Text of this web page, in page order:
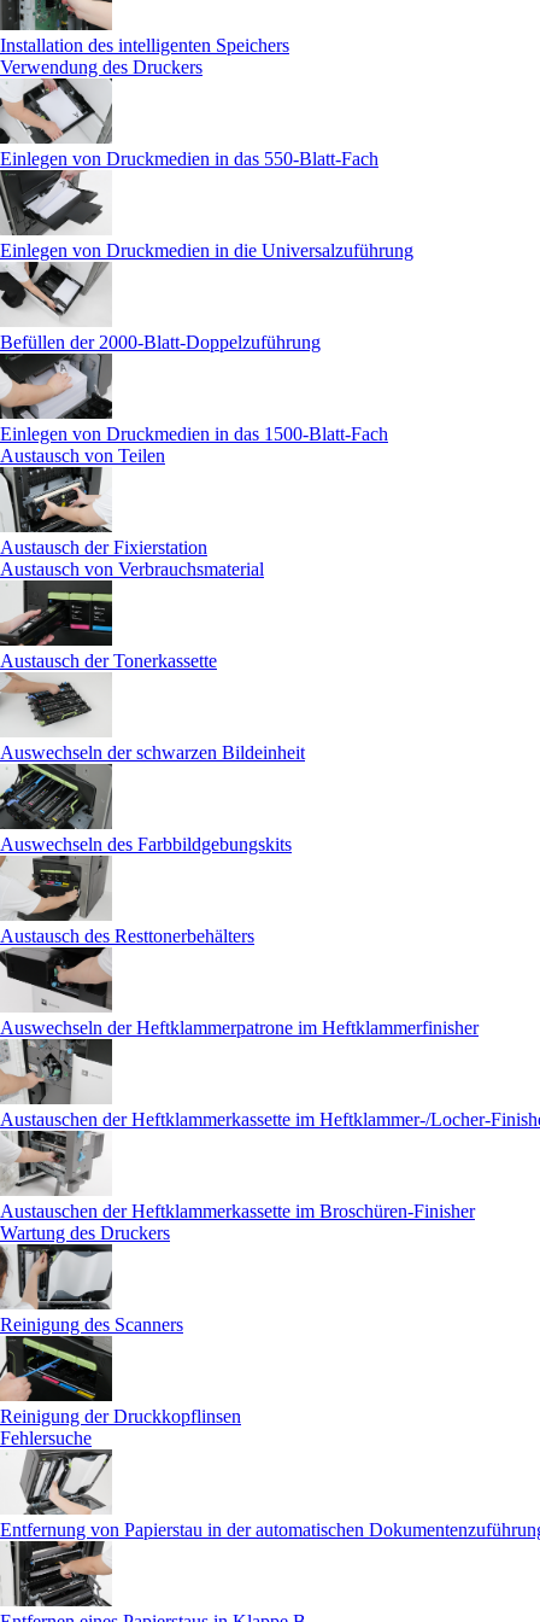
Installation des intelligenten Speichers
Verwendung des Druckers
Einlegen von Druckmedien in das 550-Blatt-Fach
Einlegen von Druckmedien in die Universalzuführung
Befüllen der 2000-Blatt-Doppelzuführung
Einlegen von Druckmedien in das 1500-Blatt-Fach
Austausch von Teilen
Austausch der Fixierstation
Austausch von Verbrauchsmaterial
Austausch der Tonerkassette
Auswechseln der schwarzen Bildeinheit
Auswechseln des Farbbildgebungskits
Austausch des Resttonerbehälters
Auswechseln der Heftklammerpatrone im Heftklammerfinisher
Austauschen der Heftklammerkassette im Heftklammer-/Locher-
Austauschen der Heftklammerkassette im Broschüren-Finisher
Wartung des Druckers
Reinigung des Scanners
Reinigung der Druckkopflinsen
Fehlersuche
Entfernung von Papierstau in der automatischen